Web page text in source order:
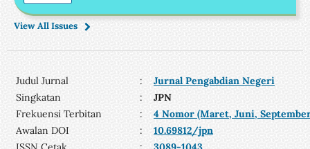
View All Issues
Judul Jurnal :
Jurnal Pengabdian Negeri
Singkatan
:
JPN
Frekuensi Terbitan
:
4 Nomor (Maret, Juni,
Awalan DOI
:
10.69812/jpn